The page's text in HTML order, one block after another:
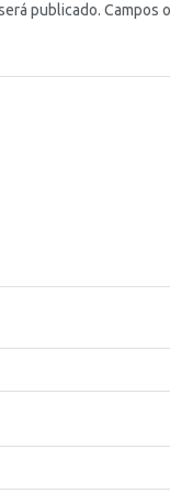
publicado. Campos